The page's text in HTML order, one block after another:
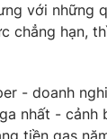
Tấm lòng
Vươn mình
với những
chẳng hạn,
- doanh
nhất - cảnh
tiền gas